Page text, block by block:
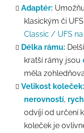
Adaptér:
klasickým či
Classic / UFS
Délka rámu:
kratší rámy jsou
měla
Velikost koleček:
nerovností,
odvíjí od určení
koleček je